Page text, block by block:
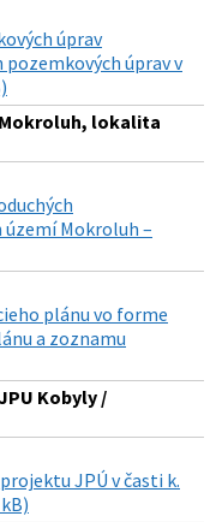
úprav
úprav v
lokalita
Mokroluh –
plánu vo forme
a zoznamu
Kobyly /
JPÚ v časti k.